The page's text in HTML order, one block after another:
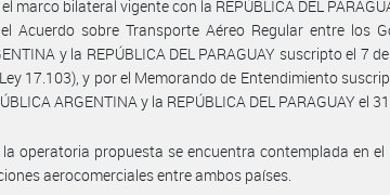
marco bilateral vigente con la REPÚBLICA DEL
Acuerdo sobre Transporte Aéreo Regular entre los
y la REPÚBLICA DEL PARAGUAY suscripto el 7
17.103), y por el Memorando de Entendimiento
ARGENTINA y la REPÚBLICA DEL PARAGUAY el
la operatoria propuesta se encuentra contemplada en
aerocomerciales entre ambos países.